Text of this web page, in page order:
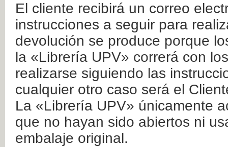
El cliente recibirá un correo
instrucciones a seguir para
devolución se produce porque
la «Librería UPV» correrá con
realizarse siguiendo las
cualquier otro caso será el
La «Librería UPV» únicamente
que no hayan sido abiertos ni
embalaje original.